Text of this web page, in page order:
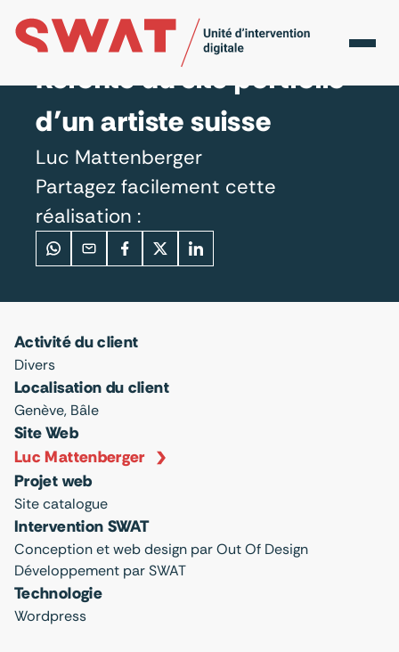
Accueil Réalisations Luc Mattenberger
Refonte du site portfolio
d’un artiste suisse
Luc Mattenberger
Partagez facilement cette
réalisation :
Activité du client
Divers
Localisation du client
Genève, Bâle
Site Web
Luc Mattenberger
Projet web
Site catalogue
Intervention SWAT
Conception et web design par Out Of Design
Développement par SWAT
Technologie
Wordpress